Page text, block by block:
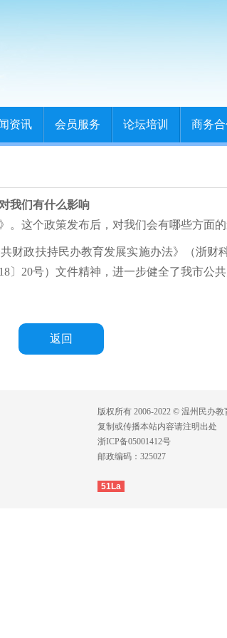
资讯 会员服务 论坛培训 商务
我们有什么影响
这个政策发布后，对我们会有哪些方面的
财政扶持民办教育发展实施办法》（浙财
〕20号）文件精神，进一步健全了我市公
返回
版权所有 2006-2022 © 温州民办教
复制或传播本站内容请注明出处
浙ICP备05001412号
邮政编码：325027
51La